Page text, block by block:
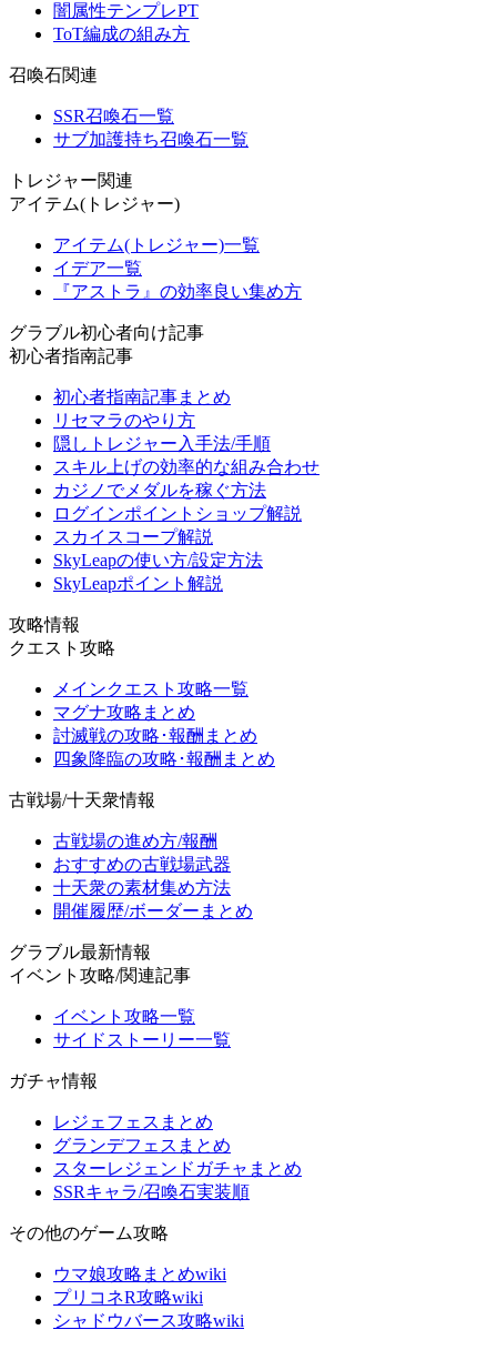
闇属性テンプレPT
ToT編成の組み方
召喚石関連
SSR召喚石一覧
サブ加護持ち召喚石一覧
トレジャー関連
アイテム(トレジャー)
アイテム(トレジャー)一覧
イデア一覧
『アストラ』の効率良い集め方
グラブル初心者向け記事
初心者指南記事
初心者指南記事まとめ
リセマラのやり方
隠しトレジャー入手法/手順
スキル上げの効率的な組み合わせ
カジノでメダルを稼ぐ方法
ログインポイントショップ解説
スカイスコープ解説
SkyLeapの使い方/設定方法
SkyLeapポイント解説
攻略情報
クエスト攻略
メインクエスト攻略一覧
マグナ攻略まとめ
討滅戦の攻略･報酬まとめ
四象降臨の攻略･報酬まとめ
古戦場/十天衆情報
古戦場の進め方/報酬
おすすめの古戦場武器
十天衆の素材集め方法
開催履歴/ボーダーまとめ
グラブル最新情報
イベント攻略/関連記事
イベント攻略一覧
サイドストーリー一覧
ガチャ情報
レジェフェスまとめ
グランデフェスまとめ
スターレジェンドガチャまとめ
SSRキャラ/召喚石実装順
その他のゲーム攻略
ウマ娘攻略まとめwiki
プリコネR攻略wiki
シャドウバース攻略wiki